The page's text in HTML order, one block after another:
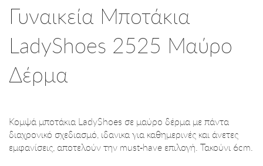
Γυναικεία Μποτάκια
LadyShoes 2525 Μαύρο
Δέρμα
Κομψά μποτάκια LadyShoes σε μαύρο δέρμα με πάντα
διαχρονικό σχεδιασμό, ιδανικα για καθημερινές και άνετες
εμφανίσεις, αποτελούν την must-have επιλογή. Τακούνι 6cm.